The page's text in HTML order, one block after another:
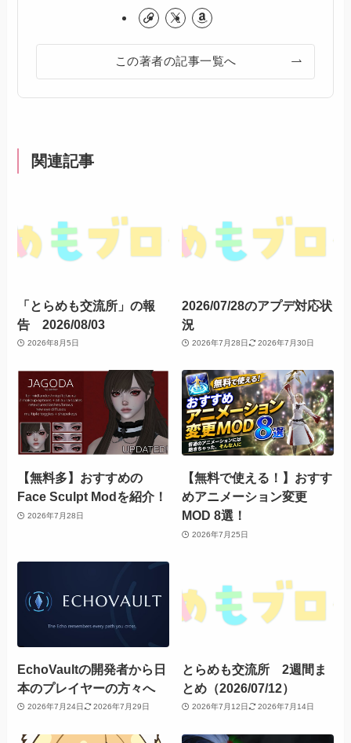
この著者の記事一覧へ
関連記事
「とらめも交流所」の報
告 2026/08/03
2026年8月5日
2026/07/28のアプデ対応状
況
2026年7月28日 2026年7月30日
【無料多】おすすめの
Face Sculpt Modを紹介！
2026年7月28日
【無料で使える！】おすす
めアニメーション変更
MOD 8選！
2026年7月25日
EchoVaultの開発者から日
本のプレイヤーの方々へ
2026年7月24日 2026年7月29日
とらめも交流所 2週間ま
とめ（2026/07/12）
2026年7月12日 2026年7月14日